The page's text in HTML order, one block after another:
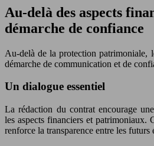
Au-delà des aspects
démarche de confiance
Au-delà de la protection patrimoniale,
démarche de communication et de
Un dialogue essentiel
La rédaction du contrat encourage
les aspects financiers et patrimoniaux.
renforce la transparence entre les futurs